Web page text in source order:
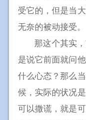
受它的，但是当
无奈的被动接受。
那这个其实
是说它前面就问
什么心态？那么
候，实际的状况
可以撒谎，就是